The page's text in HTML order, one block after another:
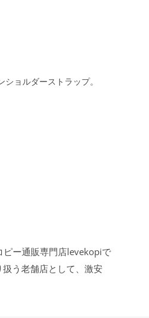
ョルダーストラップ。
ー通販専門店levekopiで
う老舗店として、激安